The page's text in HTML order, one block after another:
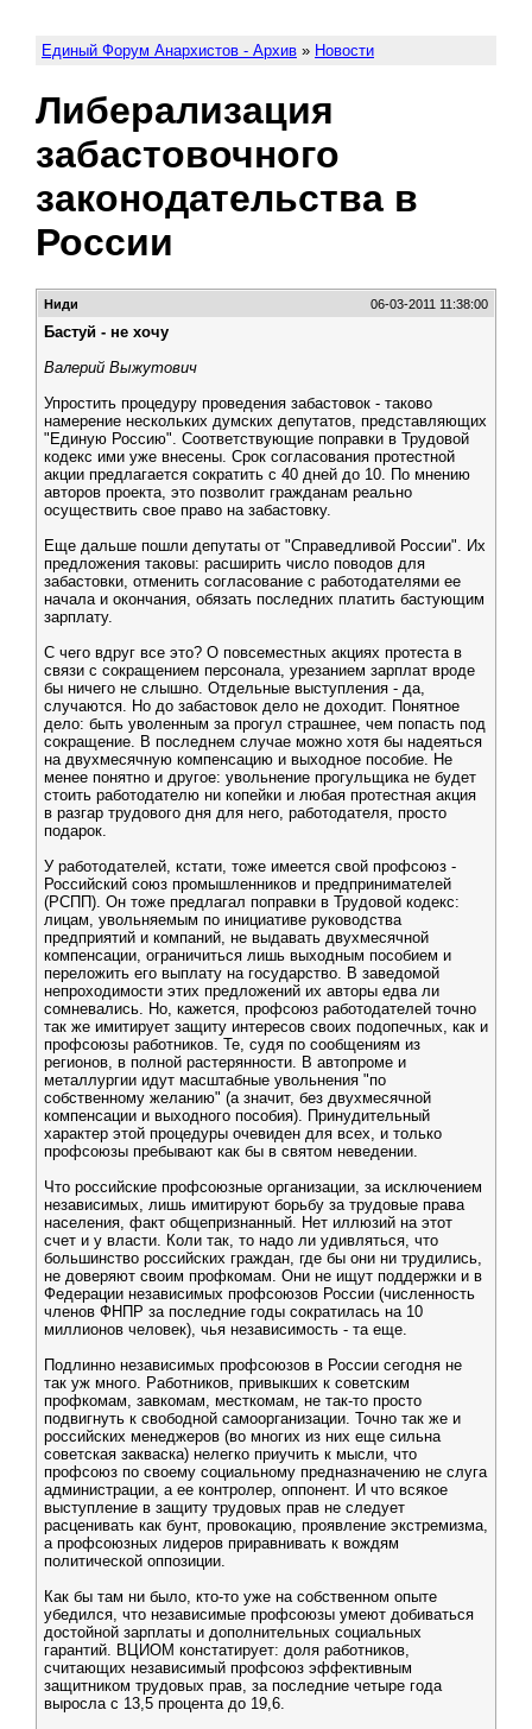
Единый Форум Анархистов - Архив » Новости
Либерализация
забастовочного
законодательства в
России
Ниди 06-03-2011 11:38:00
Бастуй - не хочу
Валерий Выжутович
Упростить процедуру проведения забастовок - таково
намерение нескольких думских депутатов, представляющих
"Единую Россию". Соответствующие поправки в Трудовой
кодекс ими уже внесены. Срок согласования протестной
акции предлагается сократить с 40 дней до 10. По мнению
авторов проекта, это позволит гражданам реально
осуществить свое право на забастовку.
Еще дальше пошли депутаты от "Справедливой России". Их
предложения таковы: расширить число поводов для
забастовки, отменить согласование с работодателями ее
начала и окончания, обязать последних платить бастующим
зарплату.
С чего вдруг все это? О повсеместных акциях протеста в
связи с сокращением персонала, урезанием зарплат вроде
бы ничего не слышно. Отдельные выступления - да,
случаются. Но до забастовок дело не доходит. Понятное
дело: быть уволенным за прогул страшнее, чем попасть под
сокращение. В последнем случае можно хотя бы надеяться
на двухмесячную компенсацию и выходное пособие. Не
менее понятно и другое: увольнение прогульщика не будет
стоить работодателю ни копейки и любая протестная акция
в разгар трудового дня для него, работодателя, просто
подарок.
У работодателей, кстати, тоже имеется свой профсоюз -
Российский союз промышленников и предпринимателей
(РСПП). Он тоже предлагал поправки в Трудовой кодекс:
лицам, увольняемым по инициативе руководства
предприятий и компаний, не выдавать двухмесячной
компенсации, ограничиться лишь выходным пособием и
переложить его выплату на государство. В заведомой
непроходимости этих предложений их авторы едва ли
сомневались. Но, кажется, профсоюз работодателей точно
так же имитирует защиту интересов своих подопечных, как и
профсоюзы работников. Те, судя по сообщениям из
регионов, в полной растерянности. В автопроме и
металлургии идут масштабные увольнения "по
собственному желанию" (а значит, без двухмесячной
компенсации и выходного пособия). Принудительный
характер этой процедуры очевиден для всех, и только
профсоюзы пребывают как бы в святом неведении.
Что российские профсоюзные организации, за исключением
независимых, лишь имитируют борьбу за трудовые права
населения, факт общепризнанный. Нет иллюзий на этот
счет и у власти. Коли так, то надо ли удивляться, что
большинство российских граждан, где бы они ни трудились,
не доверяют своим профкомам. Они не ищут поддержки и в
Федерации независимых профсоюзов России (численность
членов ФНПР за последние годы сократилась на 10
миллионов человек), чья независимость - та еще.
Подлинно независимых профсоюзов в России сегодня не
так уж много. Работников, привыкших к советским
профкомам, завкомам, месткомам, не так-то просто
подвигнуть к свободной самоорганизации. Точно так же и
российских менеджеров (во многих из них еще сильна
советская закваска) нелегко приучить к мысли, что
профсоюз по своему социальному предназначению не слуга
администрации, а ее контролер, оппонент. И что всякое
выступление в защиту трудовых прав не следует
расценивать как бунт, провокацию, проявление экстремизма,
а профсоюзных лидеров приравнивать к вождям
политической оппозиции.
Как бы там ни было, кто-то уже на собственном опыте
убедился, что независимые профсоюзы умеют добиваться
достойной зарплаты и дополнительных социальных
гарантий. ВЦИОМ констатирует: доля работников,
считающих независимый профсоюз эффективным
защитником трудовых прав, за последние четыре года
выросла с 13,5 процента до 19,6.